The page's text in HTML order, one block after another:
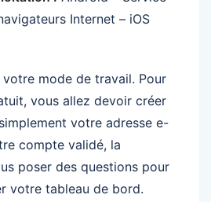
Internet – iOS
votre mode de travail. Pour
vous allez devoir créer
votre adresse e-
compte validé, la
poser des questions pour
votre tableau de bord.